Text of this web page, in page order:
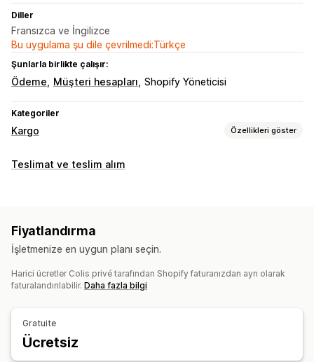
Diller
Fransızca ve İngilizce
Bu uygulama şu dile çevrilmedi:Türkçe
Şunlarla birlikte çalışır:
Ödeme Müşteri hesapları Shopify Yöneticisi
Kategoriler
Kargo Özellikleri göster
Etiketler ve ambalaj
Teslimat ve teslim alım
Fiyatlandırma
İşletmenize en uygun planı seçin.
Harici ücretler Colis privé tarafından Shopify faturanızdan ayrı olarak
faturalandırılabilir. Daha fazla bilgi
Gratuite
Ücretsiz